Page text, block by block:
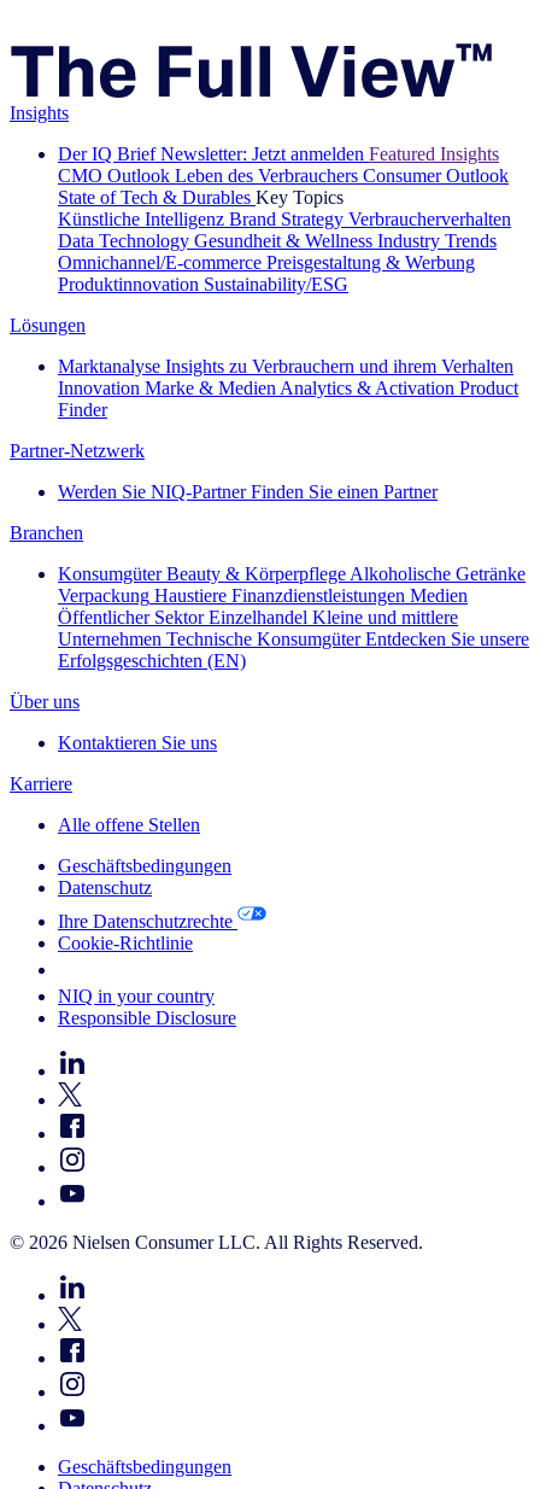
Insights
Der IQ Brief Newsletter: Jetzt anmelden Featured Insights
CMO Outlook Leben des Verbrauchers Consumer Outlook
State of Tech & Durables Key Topics
Künstliche Intelligenz Brand Strategy Verbraucherverhalten
Data Technology Gesundheit & Wellness Industry Trends
Omnichannel/E-commerce Preisgestaltung & Werbung
Produktinnovation Sustainability/ESG
Lösungen
Marktanalyse Insights zu Verbrauchern und ihrem Verhalten
Innovation Marke & Medien Analytics & Activation Product
Finder
Partner-Netzwerk
Werden Sie NIQ-Partner Finden Sie einen Partner
Branchen
Konsumgüter Beauty & Körperpflege Alkoholische Getränke
Verpackung Haustiere Finanzdienstleistungen Medien
Öffentlicher Sektor Einzelhandel Kleine und mittlere
Unternehmen Technische Konsumgüter Entdecken Sie unsere
Erfolgsgeschichten (EN)
Über uns
Kontaktieren Sie uns
Karriere
Alle offene Stellen
Geschäftsbedingungen
Datenschutz
Ihre Datenschutzrechte
Cookie-Richtlinie
NIQ in your country
Responsible Disclosure
© 2026 Nielsen Consumer LLC. All Rights Reserved.
Geschäftsbedingungen